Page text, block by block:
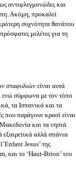
αντιφλεγμονώδες και
Ακόμη, προκαλεί
συχνότητα θανάτου
μελέτες για τη
σταφυλιών είναι αυτά
ενώ σύμφωνα με τον τόπο
τα Ισπανικά και τα
που παράγουν κρασί είναι
και τα νησιά
εξαιρετικά αλλά σπάνια
Jesus’ της
και το ‘Haut-Brion’ του